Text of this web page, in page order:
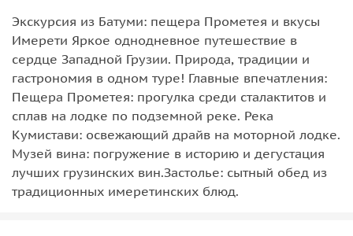
Экскурсия из Батуми: пещера Прометея и вкусы
Имерети Яркое однодневное путешествие в
сердце Западной Грузии. Природа, традиции и
гастрономия в одном туре! Главные впечатления:
Пещера Прометея: прогулка среди сталактитов и
сплав на лодке по подземной реке. Река
Кумистави: освежающий драйв на моторной лодке.
Музей вина: погружение в историю и дегустация
лучших грузинских вин.Застолье: сытный обед из
традиционных имеретинских блюд.